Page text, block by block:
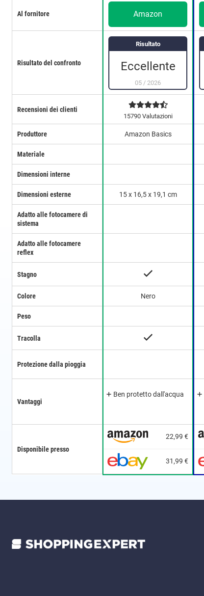
Risultato del confronto
Recensioni dei clienti
Al fornitore
Disponibile presso
Produttore
Materiale
Dimensioni interne
Dimensioni esterne
Adatto alle fotocamere di
sistema
Adatto alle fotocamere
reflex
Stagno
Colore
Peso
Tracolla
Protezione dalla pioggia
Vantaggi
Risultato
Eccellente
05 / 2026
15790 Valutazioni
Amazon
22,99 €
31,99 €
Amazon Basics
15 x 16,5 x 19,1 cm
Nero
Ben protetto dall'acqua